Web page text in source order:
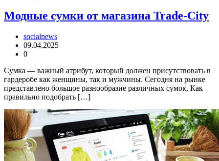
Модные сумки от магазина Trade-City
socialnews
09.04.2025
0
Сумка — важный атрибут, который должен присутствовать в
гардеробе как женщины, так и мужчины. Сегодня на рынке
представлено большое разнообразие различных сумок. Как
правильно подобрать […]